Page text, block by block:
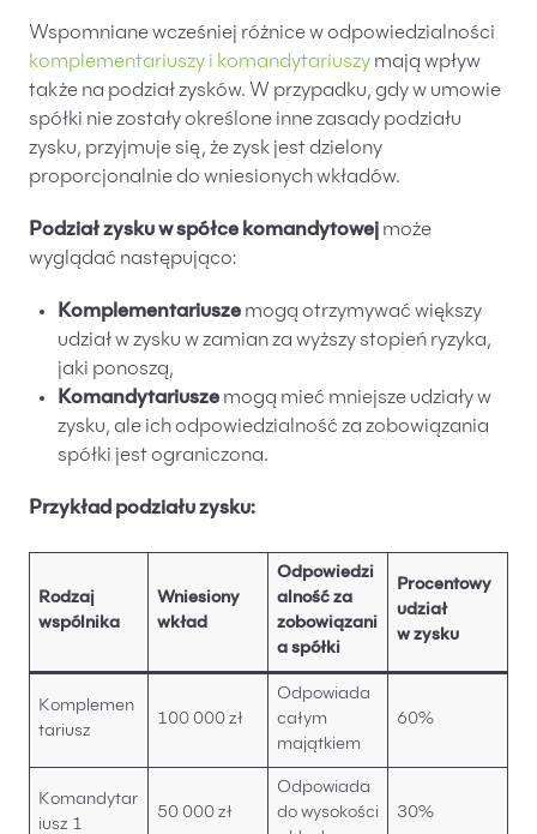
Wspomniane wcześniej różnice w odpowiedzialności
komplementariuszy i komandytariuszy mają wpływ
także na podział zysków. W przypadku, gdy w umowie
spółki nie zostały określone inne zasady podziału
zysku, przyjmuje się, że zysk jest dzielony
proporcjonalnie do wniesionych wkładów.
Podział zysku w spółce komandytowej może
wyglądać następująco:
Komplementariusze mogą otrzymywać większy
udział w zysku w zamian za wyższy stopień ryzyka,
jaki ponoszą,
Komandytariusze mogą mieć mniejsze udziały w
zysku, ale ich odpowiedzialność za zobowiązania
spółki jest ograniczona.
Przykład podziału zysku:
Rodzaj
wspólnika
Wniesiony
wkład
Odpowiedzi
alność za
zobowiązani
a spółki
Procentowy
udział
w zysku
Komplemen
tariusz
100 000 zł
Odpowiada
całym
majątkiem
60%
Komandytar
iusz 1
50 000 zł
Odpowiada
do wysokości
30%